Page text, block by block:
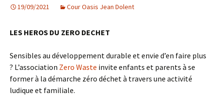
19/09/2021 Cour Oasis Jean Dolent
LES HEROS DU ZERO DECHET
Sensibles au développement durable et envie d’en faire plus
? L’association Zero Waste invite enfants et parents à se
former à la démarche zéro déchet à travers une activité
ludique et familiale.